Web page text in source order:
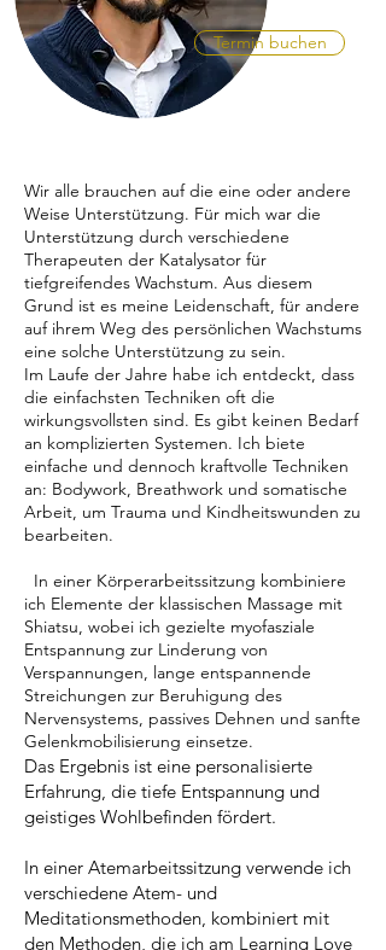
Wir alle brauchen auf die eine oder andere
Weise Unterstützung. Für mich war die
Unterstützung durch verschiedene
Therapeuten der Katalysator für
tiefgreifendes Wachstum. Aus diesem
Grund ist es meine Leidenschaft, für andere
auf ihrem Weg des persönlichen Wachstums
eine solche Unterstützung zu sein.
Im Laufe der Jahre habe ich entdeckt, dass
die einfachsten Techniken oft die
wirkungsvollsten sind. Es gibt keinen Bedarf
an komplizierten Systemen. Ich biete
einfache und dennoch kraftvolle Techniken
an: Bodywork, Breathwork und somatische
Arbeit, um Trauma und Kindheitswunden zu
bearbeiten.
In einer Körperarbeitssitzung kombiniere
ich Elemente der klassischen Massage mit
Shiatsu, wobei ich gezielte myofasziale
Entspannung zur Linderung von
Verspannungen, lange entspannende
Streichungen zur Beruhigung des
Nervensystems, passives Dehnen und sanfte
Gelenkmobilisierung einsetze.
Das Ergebnis ist eine personalisierte
Erfahrung, die tiefe Entspannung und
geistiges Wohlbefinden fördert.
In einer Atemarbeitssitzung verwende ich
verschiedene Atem- und
Meditationsmethoden, kombiniert mit
den Methoden, die ich am Learning Love
Termin buchen